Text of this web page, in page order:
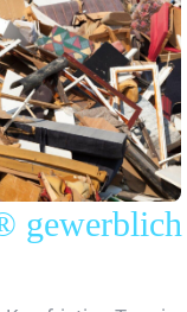
gewerblich